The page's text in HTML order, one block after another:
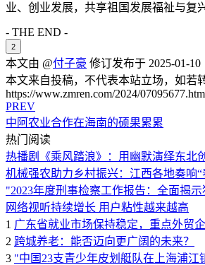
业、创业发展，共享祖国发展福祉与复
- THE END -
2
本文由 @付子豪 修订发布于 2025-01-10
本文来自投稿，不代表本站立场，如若
https://www.zmren.com/2024/
PREV
中阿农业合作在海南的硕果累累
热门阅读
热播剧《乘风踏浪》：用幽默演绎东北
机械强农助力乡村振兴：江西各地奏响“
"2023年度刑事检察工作报告：全面揭
网络视听持续增长 用户粘性越来越高
1 广东省就业市场保持稳定，重点外贸
2 跨城养老：能否迈向更广阔的未来？
3 "中国23支青少年皮划艇队在上海浦江